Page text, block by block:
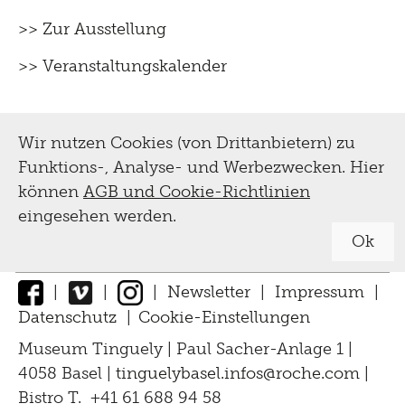
>> Zur Ausstellung
>> Veranstaltungskalender
Wir nutzen Cookies (von Drittanbietern) zu
Funktions-, Analyse- und Werbezwecken. Hier
können AGB und Cookie-Richtlinien
eingesehen werden.
Ok
| | | Newsletter | Impressum |
Datenschutz
Cookie-Einstellungen
Museum Tinguely | Paul Sacher-Anlage 1 |
4058 Basel | tinguelybasel.infos@roche.com
Bistro T. +41 61 688 94 58